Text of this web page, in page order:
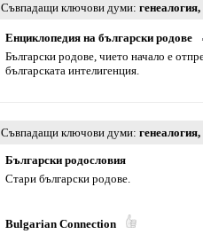
Съвпадащи ключови думи генеалогия,
Енциклопедия на български родове
Български родове, чието начало е
българската интелигенция.
Съвпадащи ключови думи генеалогия,
Български родословия
Стари български родове.
Bulgarian Connection